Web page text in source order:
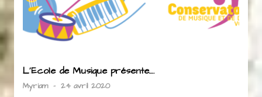
L’Ecole de Musique présente….
Myriam - 24 avril 2020